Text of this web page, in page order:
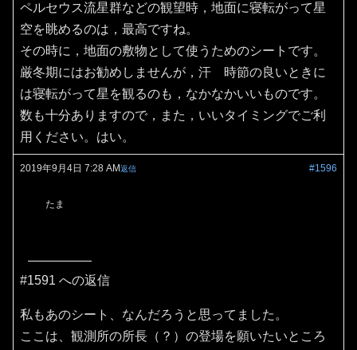
ペルセウス流星群などの観望時，地面に寝転がって星
空を眺めるのは，最高ですね。
その時に，地面の敷物として使うためのシートです。
厳冬期にはお勧めしませんが，汗 時節の良いときに
は寝転がって星を観るのも，なかなかいいものです。
数も十分ありますので，また，いいタイミングでご利
用ください。はい。
2019年9月4日 7:28 AM #1596
返信
たま
#1591 への返信
私もあのシート、なんだろうと思ってました。
ここは、観測所の所長（？）の登場を願いたいところ